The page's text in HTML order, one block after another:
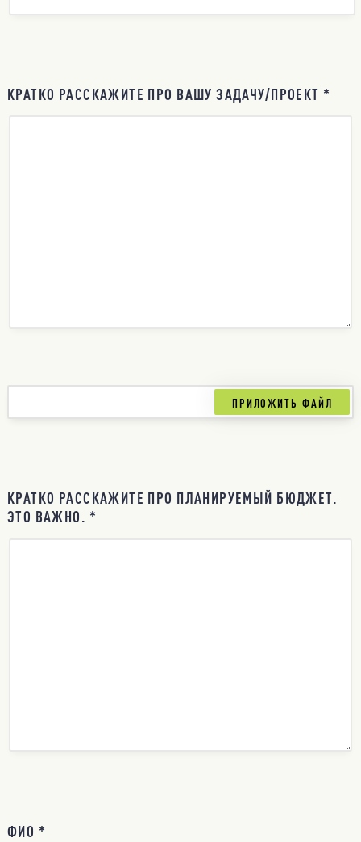
КРАТКО РАССКАЖИТЕ ПРО ВАШУ ЗАДАЧУ/ПРОЕКТ *
КРАТКО РАССКАЖИТЕ ПРО ПЛАНИРУЕМЫЙ БЮДЖЕТ.
ЭТО ВАЖНО. *
ФИО *